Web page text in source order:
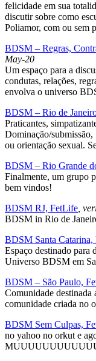
felicidade em sua
discutir sobre como
Poliamor, com ou sem
BDSM – Regras,
May-20
Um espaço para a
condutas, relações,
envolva o universo
BDSM – Rio de
Praticantes,
Dominação/submissão,
ou orientação sexual.
BDSM – Rio Grande
Finalmente, um grupo
bem vindos!
BDSM RJ, FetLife ,
BDSM in Rio de
BDSM Santa
Espaço destinado para
Universo BDSM em
BDSM – São Paulo,
Comunidade destinada
comunidade criada no
BDSM Sem Culpas,
no yahoo no orkut e